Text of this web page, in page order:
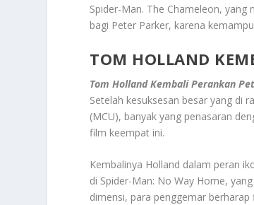
Spider-Man. The Chameleon,
bagi Peter Parker, karena
TOM HOLLAND
Tom Holland Kembali Perankan
Setelah kesuksesan besar yang di
(MCU), banyak yang penasaran
film keempat ini.
Kembalinya Holland dalam peran
di Spider-Man: No Way Home,
dimensi, para penggemar